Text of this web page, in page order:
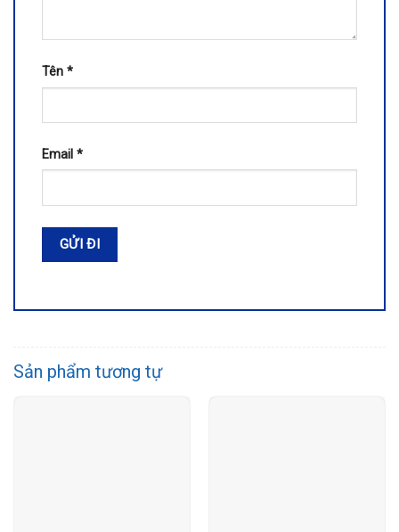
Tên *
Email *
Sản phẩm tương tự